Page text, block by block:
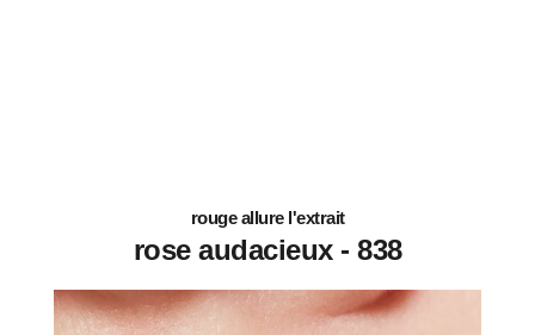
rouge allure l'extrait
838 - rose audacieux